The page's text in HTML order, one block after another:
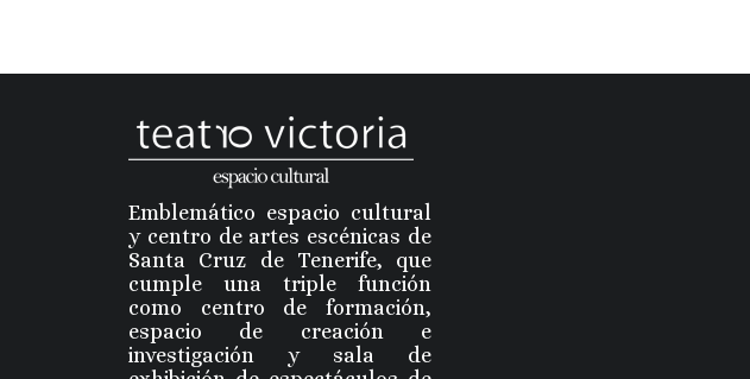
Emblemático espacio cultural
y centro de artes escénicas de
Santa Cruz de Tenerife, que
cumple una triple función
como centro de formación,
espacio de creación e
investigación y sala de